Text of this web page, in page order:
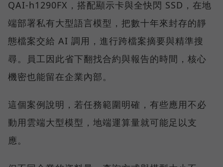
QAI-h1290FX，搭配顯示卡與全快閃 SSD，在地
端部署私有大型語言模型，把數十年來封存的靜
態檔案交給 AI 調用，進行跨檔案摘要與精準搜
尋。員工因此省下翻找合約與報告的時間，核心
機密也能留在企業內部。
這個案例說明，若任務範圍明確，有些應用不必
動用雲端大型模型，地端運算量就可能足以支
應。